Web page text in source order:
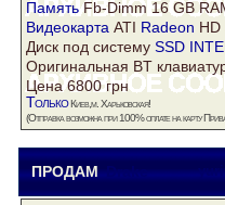
ПамятьFb-Dimm 16 GB
Видеокарта ATI Radeon
Диск под систему SSD
Оригинальная BT
Цена 6800 грн
ТолькоКиев,м. Харьковская!
(Отправка возможна при 100% оплате на карту
ПРОДАМ Drake